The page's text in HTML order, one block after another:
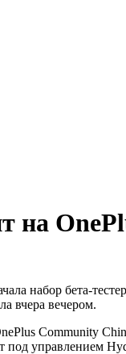
на
набор бета-
вчера вечером.
Community
под управлением